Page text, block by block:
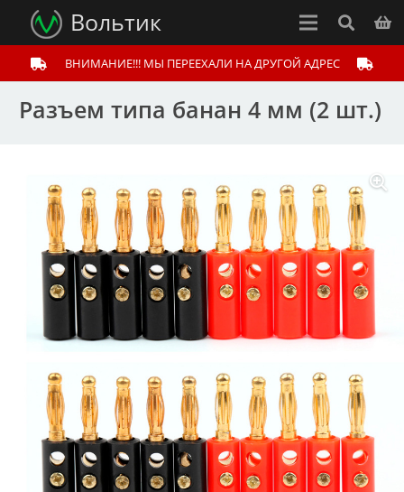
Вольтик
ВНИМАНИЕ!!! МЫ ПЕРЕЕХАЛИ НА ДРУГОЙ АДРЕС
Разъем типа банан 4 мм (2 шт.)